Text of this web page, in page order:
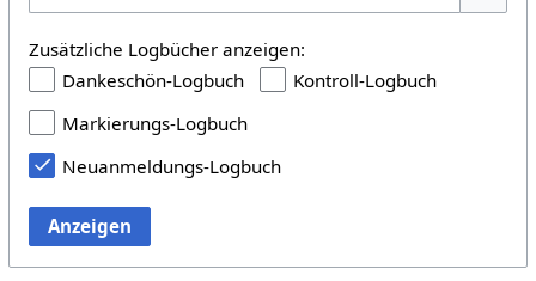
Zusätzliche Logbücher anzeigen:
Dankeschön-Logbuch
Kontroll-Logbuch
Markierungs-Logbuch
Neuanmeldungs-Logbuch
Anzeigen